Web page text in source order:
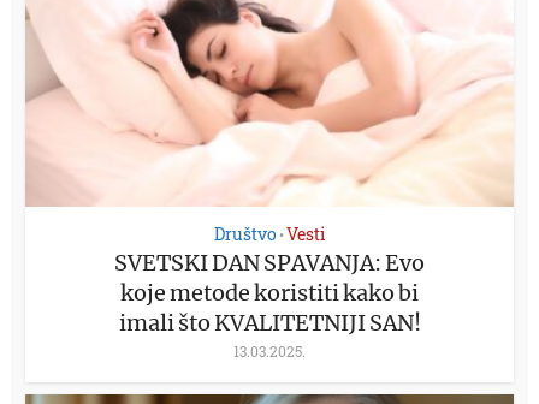
Društvo•Vesti
SVETSKI DAN SPAVANJA: Evo
koje metode koristiti kako bi
imali što KVALITETNIJI SAN!
13.03.2025.